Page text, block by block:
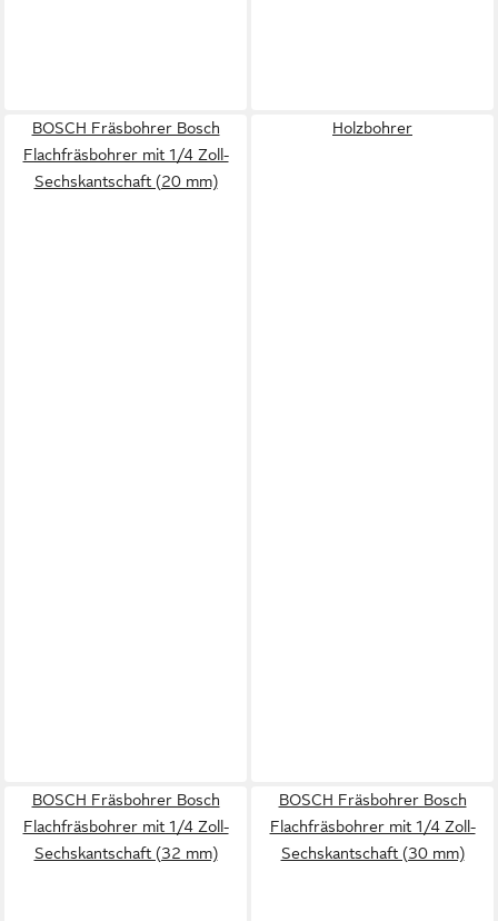
BOSCH Fräsbohrer Bosch
Flachfräsbohrer mit 1/4 Zoll-
Sechskantschaft (20 mm)
Holzbohrer
BOSCH Fräsbohrer Bosch
Flachfräsbohrer mit 1/4 Zoll-
Sechskantschaft (32 mm)
BOSCH Fräsbohrer Bosch
Flachfräsbohrer mit 1/4 Zoll-
Sechskantschaft (30 mm)